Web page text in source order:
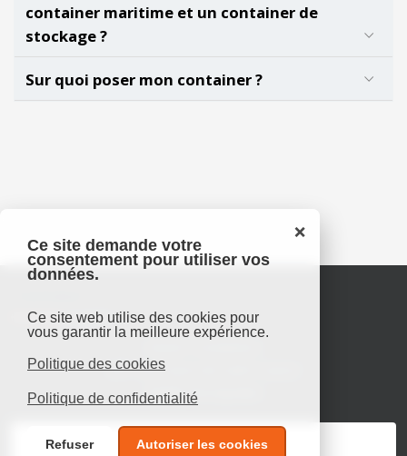
Ce site demande votre
consentement pour utiliser vos
données.
Ce site web utilise des cookies pour
vous garantir la meilleure expérience.
Politique des cookies
Politique de confidentialité
Refuser Autoriser les cookies
❌
container maritime et un container de
stockage ?
Sur quoi poser mon container ?
441 rue Favre de Saint Castor
34080 Montpellier
06 13 85 07 74